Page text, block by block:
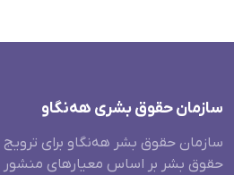
سازمان حقوق بشری هەنگاو
سازمان حقوق بشر هه‌نگاو برای
حقوق بشر بر اساس معیارهای منشور